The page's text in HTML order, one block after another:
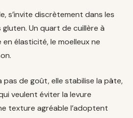
s’invite discrètement dans les
Un quart de cuillère à
élasticité, le moelleux ne
pas de goût, elle stabilise la pâte,
veulent éviter la levure
texture agréable l’adoptent